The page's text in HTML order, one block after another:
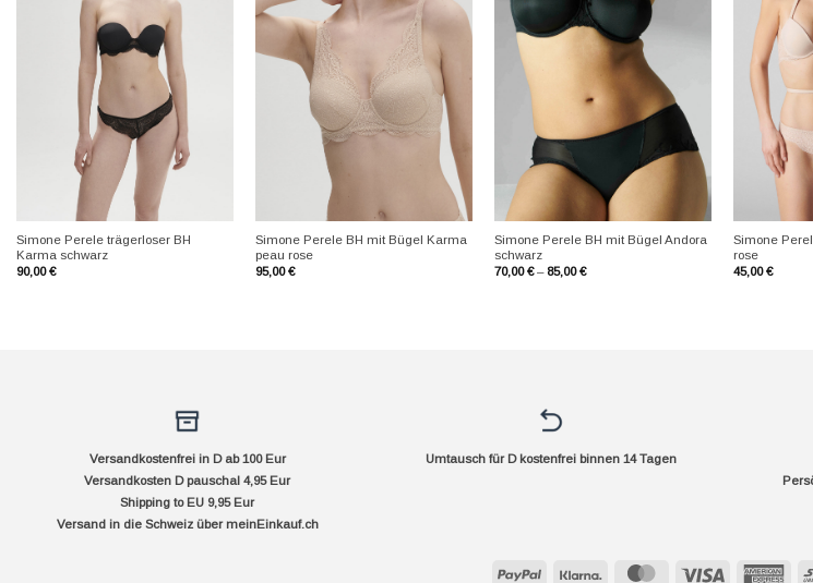
Simone Perele trägerloser BH
Karma schwarz
90,00€
Simone Perele BH mit Bügel Karma
peau rose
95,00€
Simone Perele BH mit Bügel Andora
schwarz
70,00€– 85,00€
Simone
rose
45,00€
Versandkostenfrei in D ab 100 Eur
Versandkosten D pauschal 4,95 Eur
Shipping to EU 9,95 Eur
Versand in die Schweiz über meinEinkauf.ch
Umtausch für D kostenfrei binnen 14 Tagen
PayPal Klarna MasterCard Visa